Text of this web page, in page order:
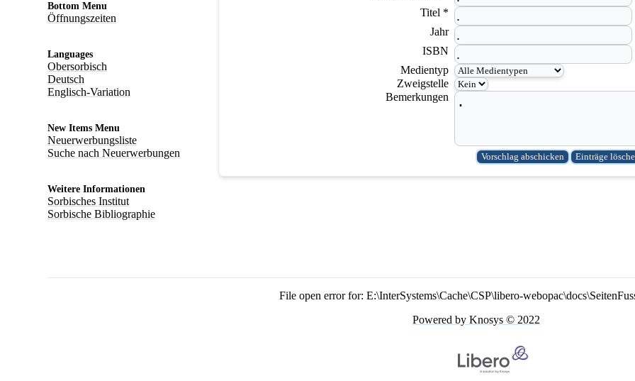
Bottom Menu
Öffnungszeiten
Languages
Obersorbisch
Deutsch
Englisch-Variation
New Items Menu
Neuerwerbungsliste
Suche nach Neuerwerbungen
Weitere Informationen
Sorbisches Institut
Sorbische Bibliographie
Titel *
Jahr
ISBN
Medientyp
Zweigstelle
Bemerkungen
File open error for: E:\InterSystems\Cache\CSP\libero-
Powered by Knosys © 2022